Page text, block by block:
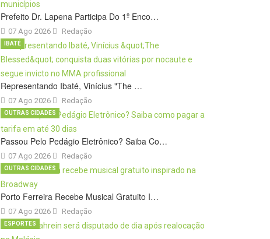
Prefeito Dr. Lapena Participa Do 1º Enco…
07 Ago 2026 Redação
Representando Ibaté, Vinícius "The …
07 Ago 2026
IBATÉ
Redação
Passou Pelo Pedágio Eletrônico? Saiba Co…
07 Ago 2026
OUTRAS CIDADES
Redação
Porto Ferreira Recebe Musical Gratuito I…
07 Ago 2026
OUTRAS CIDADES
Redação
ESPORTES